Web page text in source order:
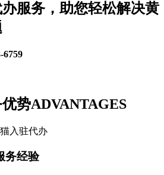
服务，助您轻松解决黄
6759
势ADVANTAGES
入驻代办
务经验